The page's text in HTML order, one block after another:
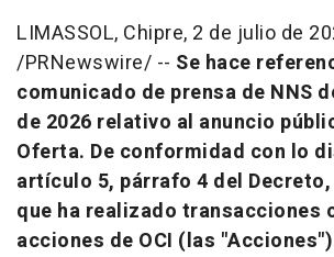
LIMASSOL, Chipre, 2 de julio de
/PRNewswire/ -- Se hace
comunicado de prensa de NNS
de 2026 relativo al anuncio
Oferta. De conformidad con lo
artículo 5, párrafo 4 del Decreto,
que ha realizado transacciones
acciones de OCI (las